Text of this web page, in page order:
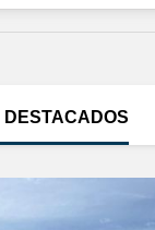
DESTACADOS